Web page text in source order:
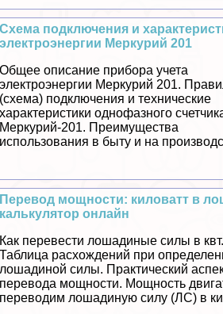
Схема подключения и
электроэнергии Меркурий 201
Общее описание прибора учета
электроэнергии Меркурий 201.
(схема) подключения и технические
хаpaктеристики однофазного
Меркурий-201. Преимущества
использования в быту и на
Перевод мощности: киловатт в
калькулятор онлайн
Как перевести лошадиные силы в квт.
Таблица расхождений при
лошадиной силы. Пpaктический
перевода мощности. Мощность
переводим лошадиную силу (ЛС) в